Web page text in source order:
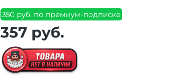
350 руб. по премиум-подписке
357 руб.